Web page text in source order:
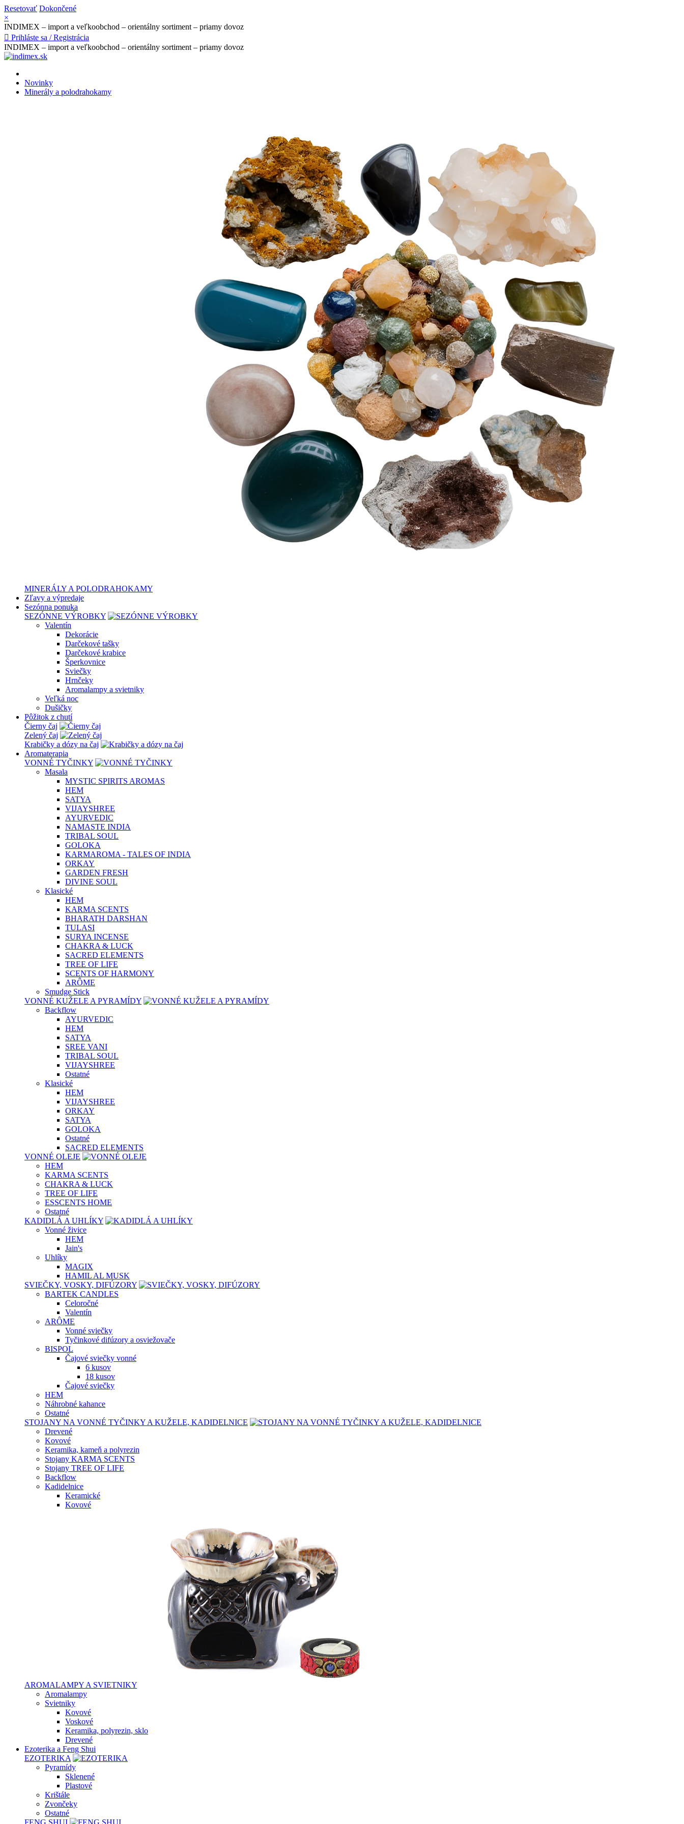
Resetovať Dokončené
×
INDIMEX – import a veľkoobchod – orientálny sortiment – priamy dovoz
 Prihláste sa / Registrácia
INDIMEX – import a veľkoobchod – orientálny sortiment – priamy dovoz
Novinky
Minerály a polodrahokamy
MINERÁLY A POLODRAHOKAMY
Zľavy a výpredaje
Sezónna ponuka
SEZÓNNE VÝROBKY
Valentín
Dekorácie
Darčekové tašky
Darčekové krabice
Šperkovnice
Sviečky
Hrnčeky
Aromalampy a svietniky
Veľká noc
Dušičky
Pôžitok z chutí
Čierny čaj
Zelený čaj
Krabičky a dózy na čaj
Aromaterapia
VONNÉ TYČINKY
Masala
MYSTIC SPIRITS AROMAS
HEM
SATYA
VIJAYSHREE
AYURVEDIC
NAMASTE INDIA
TRIBAL SOUL
GOLOKA
KARMAROMA - TALES OF INDIA
ORKAY
GARDEN FRESH
DIVINE SOUL
Klasické
HEM
KARMA SCENTS
BHARATH DARSHAN
TULASI
SURYA INCENSE
CHAKRA & LUCK
SACRED ELEMENTS
TREE OF LIFE
SCENTS OF HARMONY
ARÔME
Smudge Stick
VONNÉ KUŽELE A PYRAMÍDY
Backflow
AYURVEDIC
HEM
SATYA
SREE VANI
TRIBAL SOUL
VIJAYSHREE
Ostatné
Klasické
HEM
VIJAYSHREE
ORKAY
SATYA
GOLOKA
Ostatné
SACRED ELEMENTS
VONNÉ OLEJE
HEM
KARMA SCENTS
CHAKRA & LUCK
TREE OF LIFE
ESSCENTS HOME
Ostatné
KADIDLÁ A UHLÍKY
Vonné živice
HEM
Jain's
Uhlíky
MAGIX
HAMIL AL MUSK
SVIEČKY, VOSKY, DIFÚZORY
BARTEK CANDLES
Celoročné
Valentín
ARÔME
Vonné sviečky
Tyčinkové difúzory a osviežovače
BISPOL
Čajové sviečky vonné
6 kusov
18 kusov
Čajové sviečky
HEM
Náhrobné kahance
Ostatné
STOJANY NA VONNÉ TYČINKY A KUŽELE, KADIDELNICE
Drevené
Kovové
Keramika, kameň a polyrezin
Stojany KARMA SCENTS
Stojany TREE OF LIFE
Backflow
Kadidelnice
Keramické
Kovové
AROMALAMPY A SVIETNIKY
Aromalampy
Svietniky
Kovové
Voskové
Keramika, polyrezin, sklo
Drevené
Ezoterika a Feng Shui
EZOTERIKA
Pyramídy
Sklenené
Plastové
Krištále
Zvončeky
Ostatné
FENG SHUI